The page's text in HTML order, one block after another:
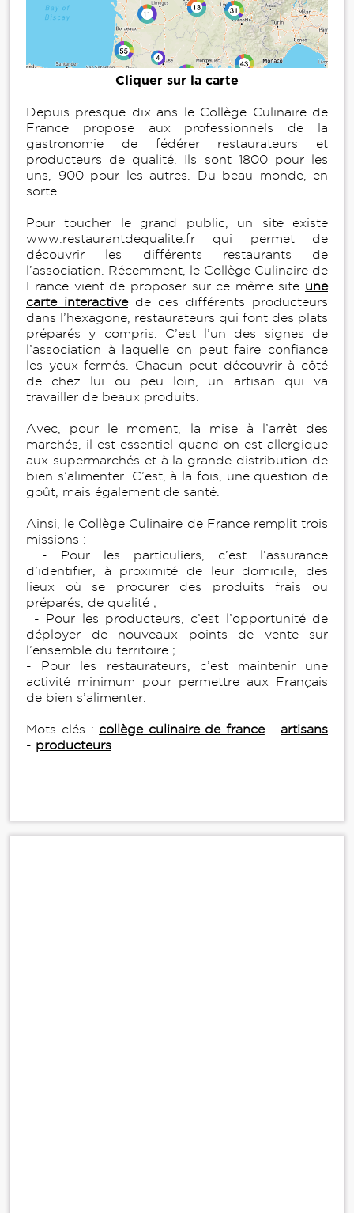
Cliquer sur la carte
Depuis presque dix ans le Collège Culinaire de
France propose aux professionnels de la
gastronomie de fédérer restaurateurs et
producteurs de qualité. Ils sont 1800 pour les
uns, 900 pour les autres. Du beau monde, en
sorte…
Pour toucher le grand public, un site existe
www.restaurantdequalite.fr qui permet de
découvrir les différents restaurants de
l’association. Récemment, le Collège Culinaire de
France vient de proposer sur ce même site une
carte interactivede ces différents producteurs
dans l’hexagone, restaurateurs qui font des plats
préparés y compris. C’est l’un des signes de
l’association à laquelle on peut faire confiance
les yeux fermés. Chacun peut découvrir à côté
de chez lui ou peu loin, un artisan qui va
travailler de beaux produits.
Avec, pour le moment, la mise à l’arrêt des
marchés, il est essentiel quand on est allergique
aux supermarchés et à la grande distribution de
bien s’alimenter. C’est, à la fois, une question de
goût, mais également de santé.
Ainsi, le Collège Culinaire de France remplit trois
missions :
- Pour les particuliers, c’est l’assurance
d’identifier, à proximité de leur domicile, des
lieux où se procurer des produits frais ou
préparés, de qualité ;
- Pour les producteurs, c’est l’opportunité de
déployer de nouveaux points de vente sur
l’ensemble du territoire ;
- Pour les restaurateurs, c’est maintenir une
activité minimum pour permettre aux Français
de bien s’alimenter.
Mots-clés : collège culinaire de france-artisans
- producteurs